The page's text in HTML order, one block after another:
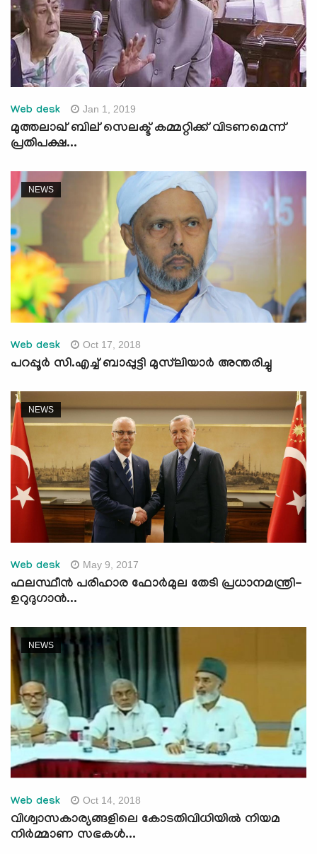
Web desk Jan 1, 2019
മുത്തലാഖ് ബില് സെലക്ട് കമ്മറ്റിക്ക് വിടണമെന്ന്
പ്രതിപക്ഷ...
NEWS
Web desk Oct 17, 2018
പറപ്പൂര്‍ സി.എച്ച് ബാപ്പുട്ടി മുസ്‌ലിയാര്‍ അന്തരിച്ചു
NEWS
Web desk May 9, 2017
ഫലസ്ഥീന്‍ പരിഹാര ഫോര്‍മുല തേടി പ്രധാനമന്ത്രി-
ഉറുദുഗാന്‍...
NEWS
Web desk Oct 14, 2018
വിശ്വാസകാര്യങ്ങളിലെ കോടതിവിധിയില്‍ നിയമ
നിര്‍മ്മാണ സഭകള്‍...